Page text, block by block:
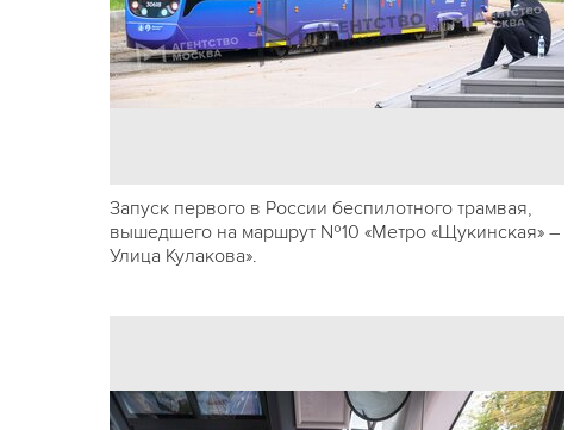
Запуск первого в России беспилотного трамвая,
вышедшего на маршрут №10 «Метро «Щукинская» –
Улица Кулакова».